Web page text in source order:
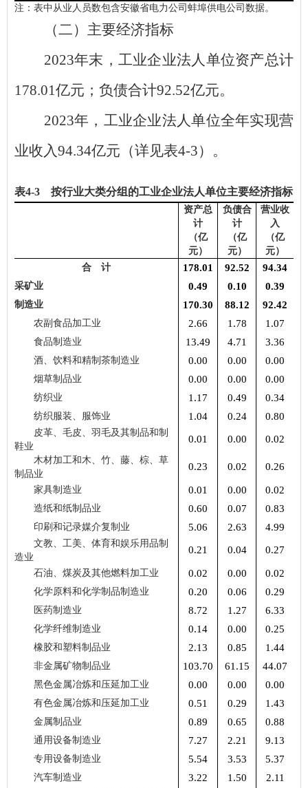
注：表中从业人员数包含安徽省电力公司蚌埠供电公司数据。
（二）主要经济指标
2023年末，工业企业法人单位资产总计
178.01亿元；负债合计92.52亿元。
2023年，工业企业法人单位全年实现营
业收入94.34亿元（详见表4-3）。
表4-3 按行业大类分组的工业企业法人单位主要经济指标
资产总
计
（亿
元）
负债合
计
（亿
元）
营业收
入
（亿
元）
合 计
178.01 92.52 94.34
采矿业 0.49 0.10 0.39
制造业 170.30 88.12 92.42
农副食品加工业 2.66 1.78 1.07
食品制造业 13.49 4.71 3.36
酒、饮料和精制茶制造业 0.00 0.00 0.00
烟草制品业 0.00 0.00 0.00
纺织业 1.17 0.49 0.34
纺织服装、服饰业 1.04 0.24 0.80
皮革、毛皮、羽毛及其制品和制
鞋业
0.01 0.00 0.02
木材加工和木、竹、藤、棕、草
制品业
0.23 0.02 0.26
家具制造业 0.01 0.00 0.02
造纸和纸制品业 0.60 0.07 0.83
印刷和记录媒介复制业 5.06 2.63 4.99
文教、工美、体育和娱乐用品制
造业
0.21 0.04 0.27
石油、煤炭及其他燃料加工业 0.02 0.00 0.02
化学原料和化学制品制造业 0.20 0.06 0.29
医药制造业 8.72 1.27 6.33
化学纤维制造业 0.14 0.00 0.25
橡胶和塑料制品业 2.13 0.85 1.44
非金属矿物制品业 103.70 61.15 44.07
黑色金属冶炼和压延加工业 0.00 0.00 0.00
有色金属冶炼和压延加工业 0.51 0.29 1.43
金属制品业 0.89 0.65 0.88
通用设备制造业 7.27 2.21 9.13
专用设备制造业 5.54 3.53 5.37
汽车制造业 3.22 1.50 2.11